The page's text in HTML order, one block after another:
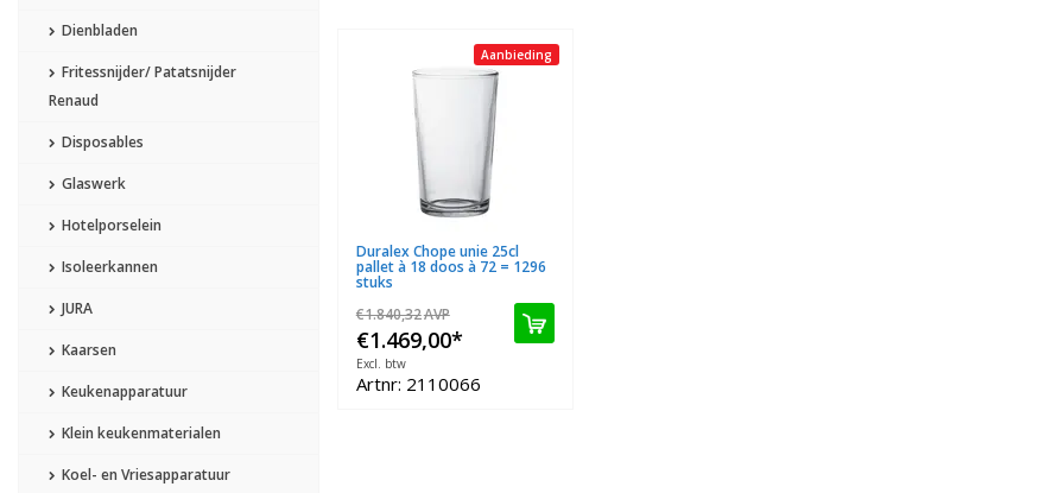
Dienbladen
Fritessnijder/ Patatsnijder
Renaud
Disposables
Glaswerk
Hotelporselein
Isoleerkannen
JURA
Kaarsen
Keukenapparatuur
Klein keukenmaterialen
Koel- en Vriesapparatuur
Aanbieding
Duralex Chope unie 25cl
pallet à 18 doos à 72 = 1296
stuks
€1.840,32AVP
€1.469,00*
Excl. btw
Artnr: 2110066